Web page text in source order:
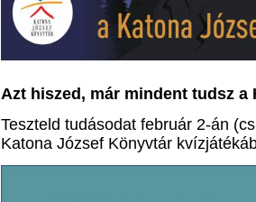
Azt hiszed, már mindent tudsz
Teszteld tudásodat február 2-án
Katona József Könyvtár